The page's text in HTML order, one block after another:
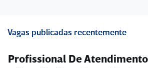
Vagas publicadas recentemente
Profissional De